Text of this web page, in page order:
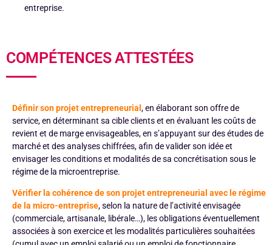
entreprise.
COMPÉTENCES ATTESTÉES
Définir son projet entrepreneurial , en élaborant son offre de
service, en déterminant sa cible clients et en évaluant les coûts de
revient et de marge envisageables, en s’appuyant sur des études de
marché et des analyses chiffrées, afin de valider son idée et
envisager les conditions et modalités de sa concrétisation sous le
régime de la microentreprise.
Vérifier la cohérence de son projet entrepreneurial avec le régime
de la micro-entreprise, selon la nature de l’activité envisagée
(commerciale, artisanale, libérale…), les obligations éventuellement
associées à son exercice et les modalités particulières souhaitées